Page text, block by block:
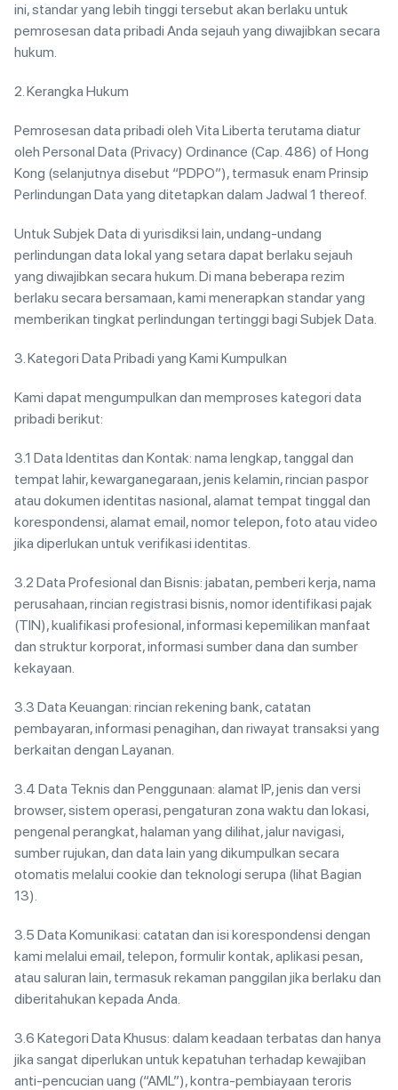
ini, standar yang lebih tinggi tersebut akan berlaku untuk
pemrosesan data pribadi Anda sejauh yang diwajibkan secara
hukum.
2. Kerangka Hukum
Pemrosesan data pribadi oleh Vita Liberta terutama diatur
oleh Personal Data (Privacy) Ordinance (Cap. 486) of Hong
Kong (selanjutnya disebut “PDPO”), termasuk enam Prinsip
Perlindungan Data yang ditetapkan dalam Jadwal 1 thereof.
Untuk Subjek Data di yurisdiksi lain, undang-undang
perlindungan data lokal yang setara dapat berlaku sejauh
yang diwajibkan secara hukum. Di mana beberapa rezim
berlaku secara bersamaan, kami menerapkan standar yang
memberikan tingkat perlindungan tertinggi bagi Subjek Data.
3. Kategori Data Pribadi yang Kami Kumpulkan
Kami dapat mengumpulkan dan memproses kategori data
pribadi berikut:
3.1 Data Identitas dan Kontak: nama lengkap, tanggal dan
tempat lahir, kewarganegaraan, jenis kelamin, rincian paspor
atau dokumen identitas nasional, alamat tempat tinggal dan
korespondensi, alamat email, nomor telepon, foto atau video
jika diperlukan untuk verifikasi identitas.
3.2 Data Profesional dan Bisnis: jabatan, pemberi kerja, nama
perusahaan, rincian registrasi bisnis, nomor identifikasi pajak
(TIN), kualifikasi profesional, informasi kepemilikan manfaat
dan struktur korporat, informasi sumber dana dan sumber
kekayaan.
3.3 Data Keuangan: rincian rekening bank, catatan
pembayaran, informasi penagihan, dan riwayat transaksi yang
berkaitan dengan Layanan.
3.4 Data Teknis dan Penggunaan: alamat IP, jenis dan versi
browser, sistem operasi, pengaturan zona waktu dan lokasi,
pengenal perangkat, halaman yang dilihat, jalur navigasi,
sumber rujukan, dan data lain yang dikumpulkan secara
otomatis melalui cookie dan teknologi serupa (lihat Bagian
13).
3.5 Data Komunikasi: catatan dan isi korespondensi dengan
kami melalui email, telepon, formulir kontak, aplikasi pesan,
atau saluran lain, termasuk rekaman panggilan jika berlaku dan
diberitahukan kepada Anda.
3.6 Kategori Data Khusus: dalam keadaan terbatas dan hanya
jika sangat diperlukan untuk kepatuhan terhadap kewajiban
anti-pencucian uang (“AML”), kontra-pembiayaan teroris